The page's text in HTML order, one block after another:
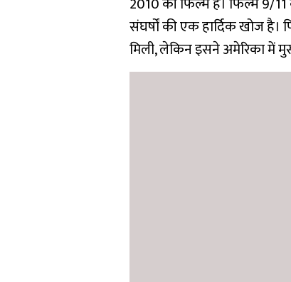
संघर्षों की एक हार्दिक खोज
मिली, लेकिन इसने अमेरिका में